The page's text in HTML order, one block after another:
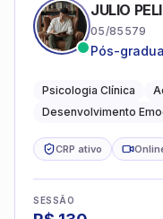
JULIO
05/85579
Pós-
Psicologia Clínica
Desenvolvimento
CRP ativo
SESSÃO